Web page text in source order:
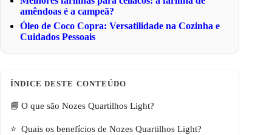
amêndoas é a campeã?
Óleo de Coco Copra: Versatilidade na Cozinha e
Cuidados Pessoais
O que são Nozes Quartilhos Light?
Quais os benefícios de Nozes Quartilhos Light?